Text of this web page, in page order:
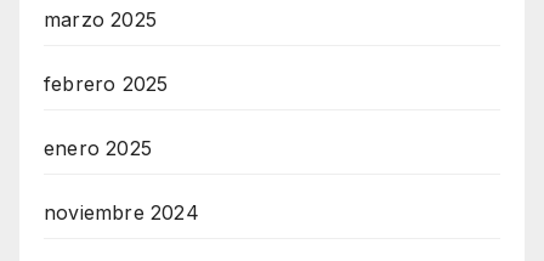
marzo 2025
febrero 2025
enero 2025
noviembre 2024